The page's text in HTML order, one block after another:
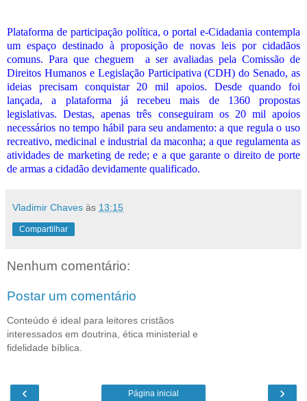
Plataforma de participação política, o portal e-Cidadania contempla
um espaço destinado à proposição de novas leis por cidadãos
comuns. Para que cheguem a ser avaliadas pela Comissão de
Direitos Humanos e Legislação Participativa (CDH) do Senado, as
ideias precisam conquistar 20 mil apoios. Desde quando foi
lançada, a plataforma já recebeu mais de 1360 propostas
legislativas. Destas, apenas três conseguiram os 20 mil apoios
necessários no tempo hábil para seu andamento: a que regula o uso
recreativo, medicinal e industrial da maconha; a que regulamenta as
atividades de marketing de rede; e a que garante o direito de porte
de armas a cidadão devidamente qualificado.
Vladimir Chaves às 13:15
Compartilhar
Nenhum comentário:
Postar um comentário
Conteúdo é ideal para leitores cristãos
interessados em doutrina, ética ministerial e
fidelidade bíblica.
‹ ›
Página inicial